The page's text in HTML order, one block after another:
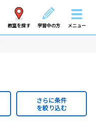
教室を探す 学習中の方 メニュー
さらに条件
を絞り込む